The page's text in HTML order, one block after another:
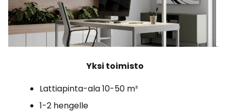
Yksi toimisto
Lattiapinta-ala 10-50 m²
1-2 hengelle